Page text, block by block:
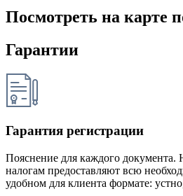
Посмотреть на карте
Гарантии
Гарантия регистрации
Пояснение для каждого
налогам предоставляют всю
удобном для клиента формате: